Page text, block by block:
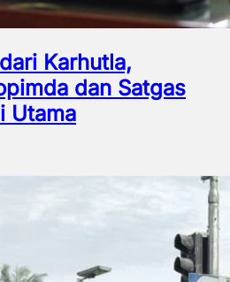
Karhutla,
dan Satgas
Utama